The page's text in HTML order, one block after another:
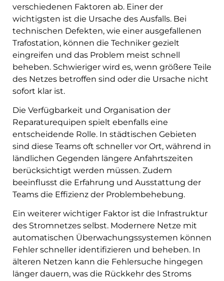
verschiedenen Faktoren ab. Einer der
wichtigsten ist die Ursache des Ausfalls. Bei
technischen Defekten, wie einer ausgefallenen
Trafostation, können die Techniker gezielt
eingreifen und das Problem meist schnell
beheben. Schwieriger wird es, wenn größere Teile
des Netzes betroffen sind oder die Ursache nicht
sofort klar ist.
Die Verfügbarkeit und Organisation der
Reparaturequipen spielt ebenfalls eine
entscheidende Rolle. In städtischen Gebieten
sind diese Teams oft schneller vor Ort, während in
ländlichen Gegenden längere Anfahrtszeiten
berücksichtigt werden müssen. Zudem
beeinflusst die Erfahrung und Ausstattung der
Teams die Effizienz der Problembehebung.
Ein weiterer wichtiger Faktor ist die Infrastruktur
des Stromnetzes selbst. Modernere Netze mit
automatischen Überwachungssystemen können
Fehler schneller identifizieren und beheben. In
älteren Netzen kann die Fehlersuche hingegen
länger dauern, was die Rückkehr des Stroms